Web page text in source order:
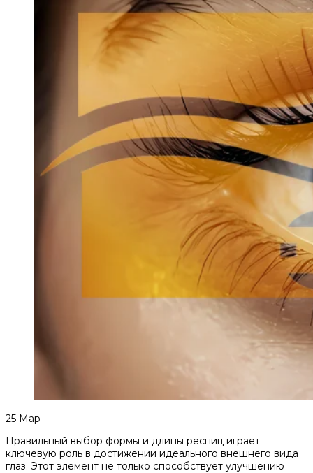
25 Мар
Правильный выбор формы и длины ресниц играет
ключевую роль в достижении идеального внешнего вида
глаз. Этот элемент не только способствует улучшению